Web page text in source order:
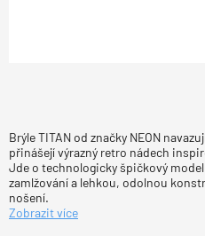
Brýle TITAN od značky NEON
přinášejí výrazný retro nádech
Jde o technologicky špičkový
zamlžování a lehkou, odolnou
nošení.
Zobrazit více